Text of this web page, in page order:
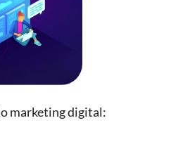
marketing digital: